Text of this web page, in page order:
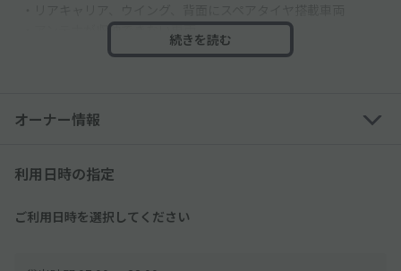
・アンテナが収納できない車両
・サイドミラーが折りたためない車両
用できない可能性あり
可能性あり
●当駐車場には利用時間制限がございます。時間制限を必ずご確
※利用時間外でのご利用は出来ません。
続きを読む
オーナー情報
利用日時の指定
ご利用日時を選択してください